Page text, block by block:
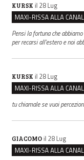
KURSK il 28 Lug
Pensi la fortuna che
per recarsi all'estero e noi
KURSK il 28 Lug
tu chiamale se vuoi
GIACOMO il 28 Lug